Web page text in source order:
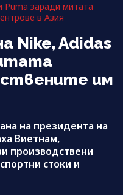
Puma заради митата
в Азия
Nike, Adidas
им
на президента на
Виетнам,
производствени
стоки и